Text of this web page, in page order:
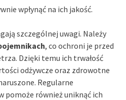
wpłynąć na ich jakość.
szczególnej uwagi. Należy
, co ochroni je przed
Dzięki temu ich trwałość
odżywcze oraz zdrowotne
Regularne
pomoże również uniknąć ich